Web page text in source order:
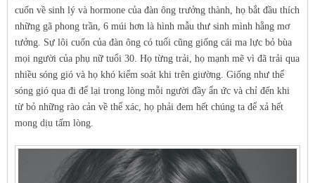
cuốn về sinh lý và hormone của đàn ông trưởng thành, họ bắt đầu thích
những gã phong trần, 6 múi hơn là hình mẫu thư sinh mình hằng mơ
tưởng. Sự lôi cuốn của đàn ông có tuổi cũng giống cái ma lực bỏ bùa
mọi người của phụ nữ tuổi 30. Họ từng trải, họ mạnh mẽ vì đã trải qua
nhiều sóng gió và họ khó kiểm soát khi trên giường. Giống như thể
sóng gió qua đi để lại trong lòng mỗi người đầy ẩn ức và chỉ đến khi
từ bỏ những rào cản về thể xác, họ phải đem hết chúng ta để xả hết
mong dịu tấm lòng.